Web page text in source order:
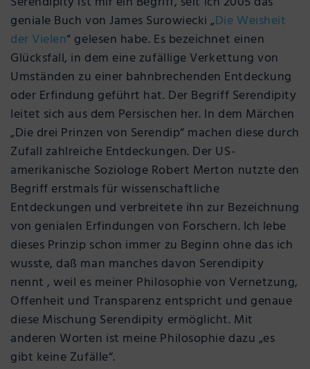
geniale Buch von James Surowiecki „Die Weisheit
der Vielen“ gelesen habe. Es bezeichnet einen
Glücksfall, in dem eine zufällige Verkettung von
Umständen zu einer bahnbrechenden Entdeckung
oder Erfindung geführt hat. Der Begriff Serendipity
leitet sich aus dem Persischen her. In dem Märchen
„Die drei Prinzen von Serendip“ machen diese durch
Zufall zahlreiche Entdeckungen. Der US-
amerikanische Soziologe Robert Merton nutzte den
Begriff erstmals für wissenschaftliche
Entdeckungen und verbreitete ihn zur Bezeichnung
von genialen Erfindungen von Forschern. Ich lebe
dieses Prinzip schon immer zu Beginn ohne das ich
wusste, daß man manches davon Serendipity
nennt , weil es meiner Philosophie von Vernetzung,
Offenheit und Transparenz entspricht und genaue
diese Mischung Serendipity ermöglicht. Mit
anderen Worten ist meine Philosophie dazu „es
gibt keine Zufälle“.